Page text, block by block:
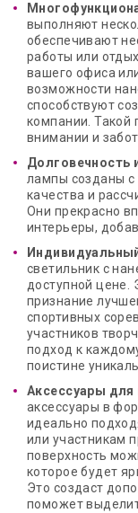
выполняют
обеспечивают
работы или
вашего офиса
возможности
способствуют
компании. Такой
внимании и
Долговечность
лампы созданы с
качества и
Они прекрасно
интерьеры,
светильник с
доступной цене.
признание
спортивных
участников
подход к
поистине
Аксессуары
аксессуары в
идеально
или участникам
поверхность
которое будет
Это создаст
поможет